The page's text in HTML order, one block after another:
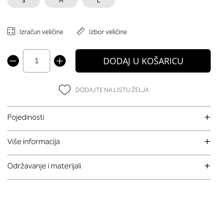
Izračun veličine Izbor veličine
DODAJ U KOŠARICU
DODAJTE NA LISTU ŽELJA
Pojedinosti
Više informacija
Održavanje i materijali